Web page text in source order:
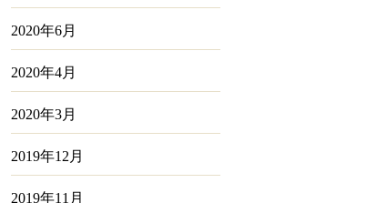
2020年6月
2020年4月
2020年3月
2019年12月
2019年11月